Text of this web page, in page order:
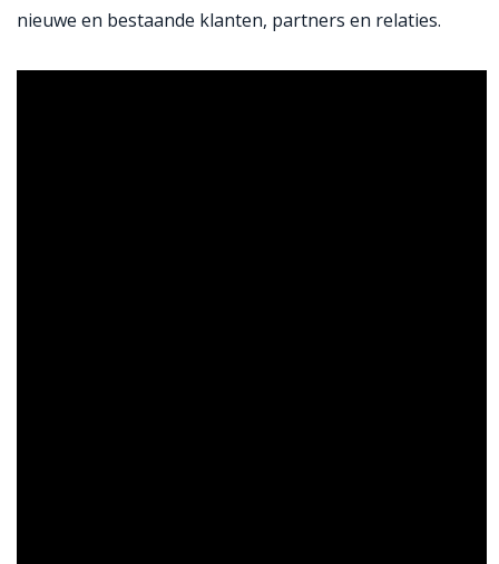
nieuwe en bestaande klanten, partners en relaties.